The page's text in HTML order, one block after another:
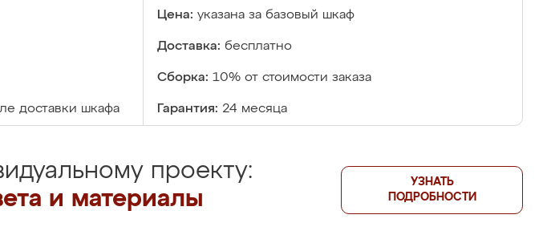
Цена: указана за базовый шкаф
Доставка: бесплатно
Сборка: 10% от стоимости заказа
доставки шкафа Гарантия: 24 месяца
проекту:
и материалы
УЗНАТЬ
ПОДРОБНОСТИ